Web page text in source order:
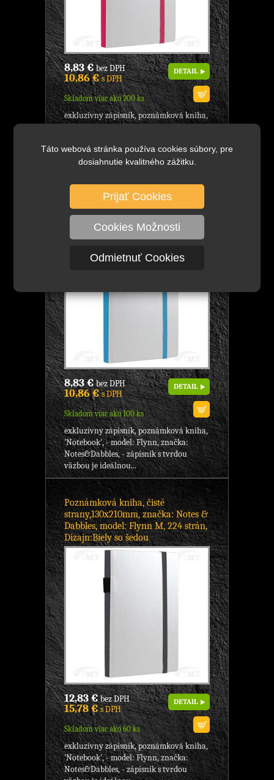
Táto webová stránka používa cookies súbory, pre
dosiahnutie kvalitného zážitku.
Prijať Cookies
Cookies Možnosti
Odmietnuť Cookies
8,83 €bez DPH
10,86 €s DPH
Skladom viac ako 200 ks
DETAIL
exkluzívny zápisník, poznámková kniha,
'Notebook', - model: Flynn, značka:
väzbou je ideálnou...
Poznámková kniha, linajková,
90x140 mm, značka: Notes &
Dabbles, model: Flynn S, 176 strán,
Dizajn:Biely s tyrkys
8,83 €bez DPH
10,86 €s DPH
Skladom viac ako 100 ks
DETAIL
exkluzívny zápisník, poznámková kniha,
'Notebook', - model: Flynn, značka:
Notes&Dabbles, - zápisník s tvrdou
väzbou je ideálnou...
Poznámková kniha, čisté
strany,130x210mm, značka: Notes &
Dabbles, model: Flynn M, 224 strán,
Dizajn:Biely so šedou
12,83 €bez DPH
15,78 €s DPH
Skladom viac ako 60 ks
DETAIL
exkluzívny zápisník, poznámková kniha,
'Notebook', - model: Flynn, značka:
Notes&Dabbles, - zápisník s tvrdou